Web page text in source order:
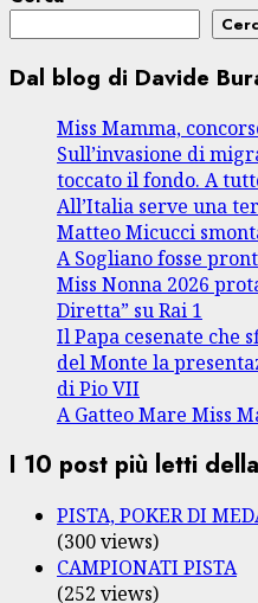
Dal blog di Davide
Miss Mamma,
Sull’invasione di
toccato il fondo. A
All’Italia serve una
Matteo Micucci
A Sogliano fosse
Miss Nonna 2026
Diretta” su Rai 1
Il Papa cesenate che
del Monte la
di Pio VII
A Gatteo Mare Miss
I 10 post più letti
PISTA, POKER DI
(300 views)
CAMPIONATI PISTA
(252 views)